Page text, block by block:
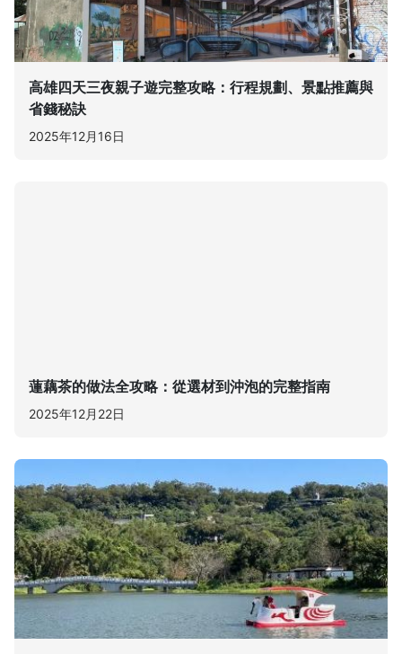
高雄四天三夜親子遊完整攻略：行程規劃、景點推薦與
省錢秘訣
2025年12月16日
蓮藕茶的做法全攻略：從選材到沖泡的完整指南
2025年12月22日